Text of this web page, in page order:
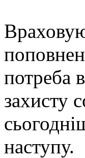
потреба
захисту
наступу.